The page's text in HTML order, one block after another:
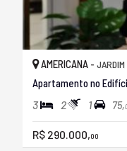
AMERICANA -
Apartamento no
3 2 1 75,
R$ 290.000,00